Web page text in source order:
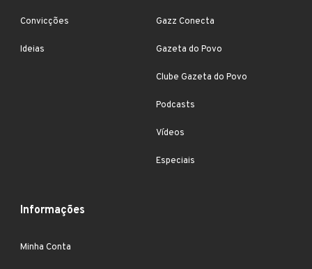
Convicções
Ideias
Gazz Conecta
Gazeta do Povo
Clube Gazeta do Povo
Podcasts
Vídeos
Especiais
Informações
Minha Conta